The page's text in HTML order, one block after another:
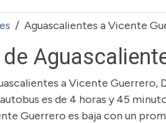
Aguascalientes a Vicente
a Vicente Guerrero,
es de 4 horas y 45
Guerrero es baja con un